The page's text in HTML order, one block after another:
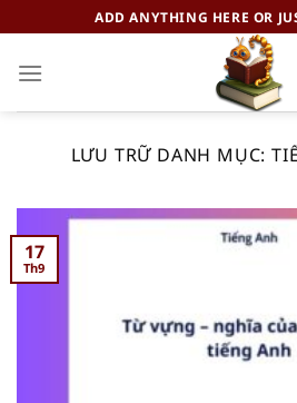
đến
nội
ADD ANYTHING HERE OR
LƯU TRỮ DANH MỤC:
17
Th9